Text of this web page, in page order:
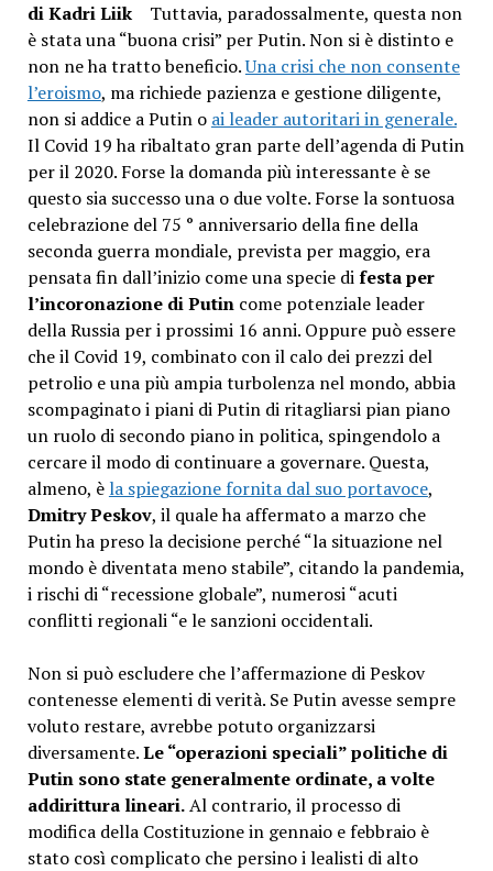
di Kadri LiikTuttavia, paradossalmente, questa non
è stata una “buona crisi” per Putin. Non si è distinto e
non ne ha tratto beneficio.Una crisi che non consente
l’eroismo, ma richiede pazienza e gestione diligente,
non si addice a Putin o ai leader autoritari in generale.
Il Covid 19 ha ribaltato gran parte dell’agenda di Putin
per il 2020. Forse la domanda più interessante è se
questo sia successo una o due volte. Forse la sontuosa
celebrazione del 75 ° anniversario della fine della
seconda guerra mondiale, prevista per maggio, era
pensata fin dall’inizio come una specie difesta per
l’incoronazione di Putincome potenziale leader
della Russia per i prossimi 16 anni. Oppure può essere
che il Covid 19, combinato con il calo dei prezzi del
petrolio e una più ampia turbolenza nel mondo, abbia
scompaginato i piani di Putin di ritagliarsi pian piano
un ruolo di secondo piano in politica, spingendolo a
cercare il modo di continuare a governare. Questa,
almeno, è la spiegazione fornita dal suo portavoce,
Dmitry Peskov, il quale ha affermato a marzo che
Putin ha preso la decisione perché “la situazione nel
mondo è diventata meno stabile”, citando la pandemia,
i rischi di “recessione globale”, numerosi “acuti
conflitti regionali “e le sanzioni occidentali.
Non si può escludere che l’affermazione di Peskov
contenesse elementi di verità. Se Putin avesse sempre
voluto restare, avrebbe potuto organizzarsi
diversamente.Le “operazioni speciali” politiche di
Putin sono state generalmente ordinate, a volte
addirittura lineari.Al contrario, il processo di
modifica della Costituzione in gennaio e febbraio è
stato così complicato che persino i lealisti di alto